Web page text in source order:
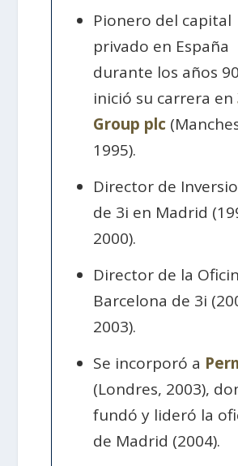
Pionero del capital
privado en España
durante los años
inició su carrera en
Group plc
1995).
Director de
de 3i en Madrid
2000).
Director de la
Barcelona de 3i
2003).
Se incorporó a
(Londres, 2003),
fundó y lideró la
de Madrid (2004).